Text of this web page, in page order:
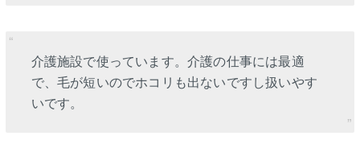
介護施設で使っています。介護の仕事には最適
で、毛が短いのでホコリも出ないですし扱いやす
いです。